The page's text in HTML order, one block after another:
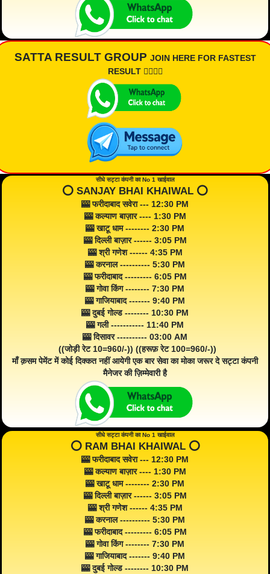
SATTA RESULT GROUP JOIN HERE FOR FASTEST
RESULT 👇🏾👇🏾
सीधे सट्टा कंपनी का No 1 खाईवाल
⭕️ SANJAY BHAI KHAIWAL ⭕️
🎰 फरीदाबाद सवेरा --- 12:30 PM
🎰 कल्याण बाज़ार ---- 1:30 PM
🎰 खाटू धाम -------- 2:30 PM
🎰 दिल्ली बाज़ार ------ 3:05 PM
🎰 श्री गणेश ------ 4:35 PM
🎰 करनाल ---------- 5:30 PM
🎰 फरीदाबाद --------- 6:05 PM
🎰 गोवा किंग -------- 7:30 PM
🎰 गाजियाबाद ------- 9:40 PM
🎰 दुबई गोल्ड -------- 10:30 PM
🎰 गली ----------- 11:40 PM
🎰 दिसावर ---------- 03:00 AM
((जोड़ी रेट 10=960/-)) ((हरूफ़ रेट 100=960/-))
माँ क़सम पेमेंट में कोई दिक्कत नहीं आयेगी एक बार सेवा का मोका जरूर दे सट्टा कंपनी
मैनेजर की ज़िम्मेवारी है
सीधे सट्टा कंपनी का No 1 खाईवाल
⭕️ RAM BHAI KHAIWAL ⭕️
🎰 फरीदाबाद सवेरा --- 12:30 PM
🎰 कल्याण बाज़ार ---- 1:30 PM
🎰 खाटू धाम -------- 2:30 PM
🎰 दिल्ली बाज़ार ------ 3:05 PM
🎰 श्री गणेश ------ 4:35 PM
🎰 करनाल ---------- 5:30 PM
🎰 फरीदाबाद --------- 6:05 PM
🎰 गोवा किंग -------- 7:30 PM
🎰 गाजियाबाद ------- 9:40 PM
🎰 दुबई गोल्ड -------- 10:30 PM